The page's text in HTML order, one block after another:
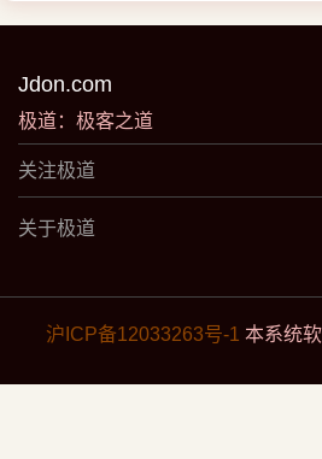
Jdon.com
极道：极客之道
关注极道
关于极道
沪ICP备12033263号-1 本系统